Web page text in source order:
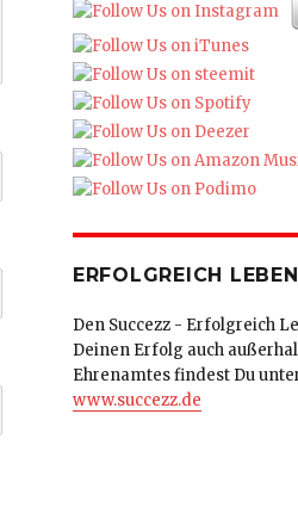
ERFOLGREICH LEBEN
Den Succezz - Erfolgreich
Deinen Erfolg auch
Ehrenamtes findest Du
www.succezz.de